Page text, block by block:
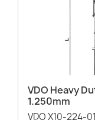
VDO Heavy
1.250mm
VDO X10-224-